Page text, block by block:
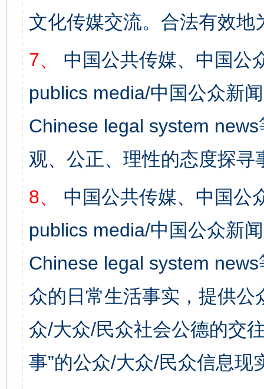
文化传媒交流。合法有效地
7、
中国公共传媒、中国公
publics media/中国公众新
Chinese legal system
观、公正、理性的态度探寻
8、
中国公共传媒、中国公
publics media/中国公众新
Chinese legal system
众的日常生活事实，提供
众/大众/民众社会公德的交
事”的公众/大众/民众信息现
网上购药对药下症？